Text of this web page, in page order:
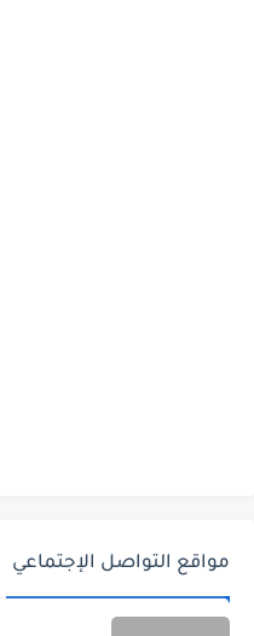
مواقع التواصل الإجتماعي